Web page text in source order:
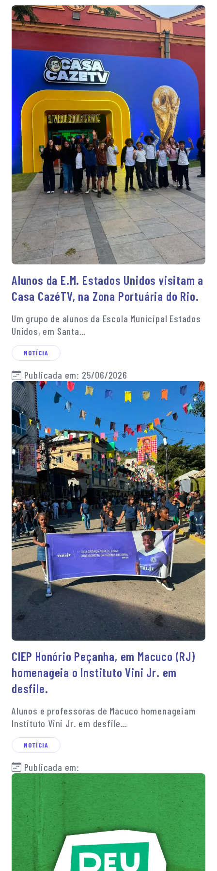
Alunos da E.M. Estados Unidos visitam a
Casa CazéTV, na Zona Portuária do Rio.
Um grupo de alunos da Escola Municipal Estados
Unidos, em Santa…
NOTÍCIA
Publicada em: 25/06/2026
CIEP Honório Peçanha, em Macuco (RJ)
homenageia o Instituto Vini Jr. em
desfile.
Alunos e professoras de Macuco homenageiam
Instituto Vini Jr. em desfile…
NOTÍCIA
Publicada em: